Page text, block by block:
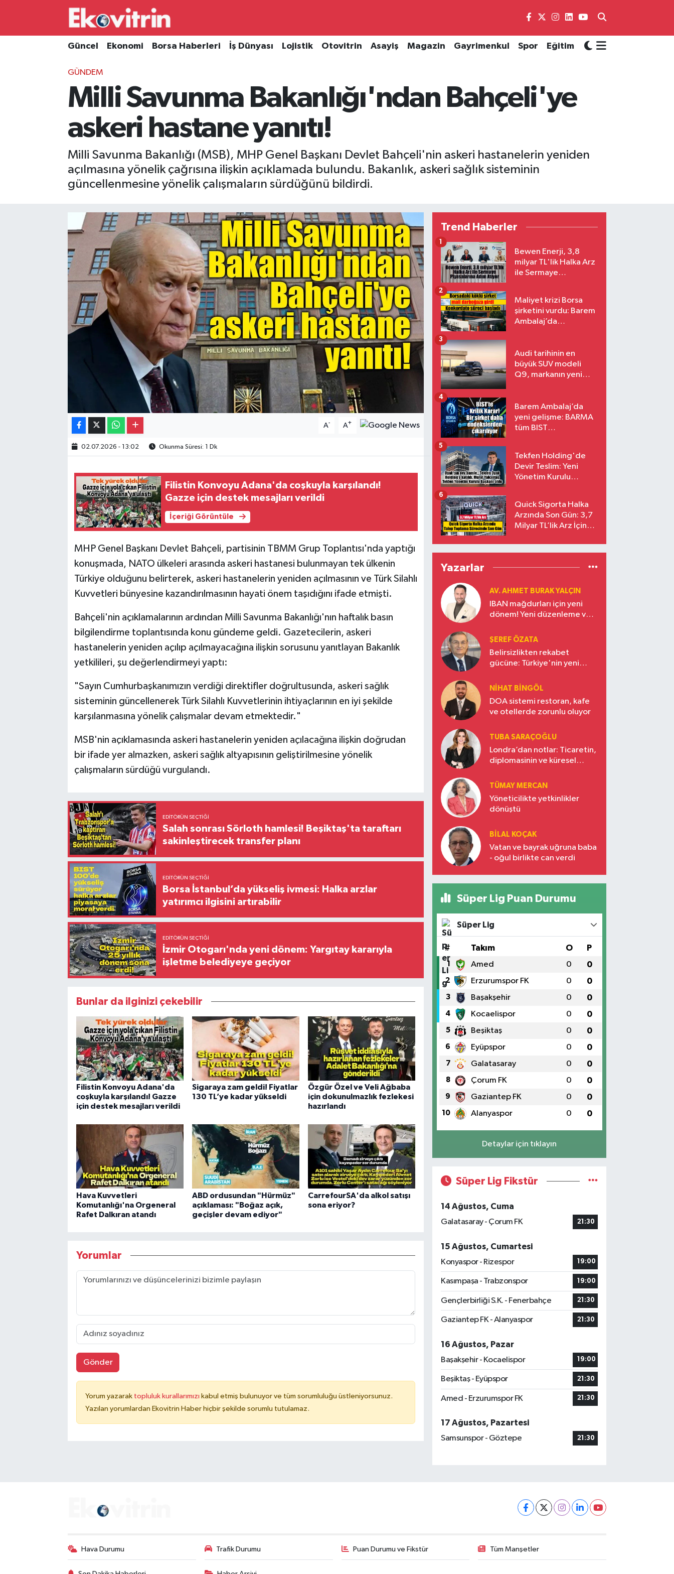
Güncel Ekonomi Borsa Haberleri İş Dünyası Lojistik Otovitrin Asayiş Magazin Gayrimenkul Spor Eğitim
GÜNDEM
Milli Savunma Bakanlığı'ndan Bahçeli'ye
askeri hastane yanıtı!
Milli Savunma Bakanlığı (MSB), MHP Genel Başkanı Devlet Bahçeli'nin askeri hastanelerin yeniden
açılmasına yönelik çağrısına ilişkin açıklamada bulundu. Bakanlık, askeri sağlık sisteminin
güncellenmesine yönelik çalışmaların sürdüğünü bildirdi.
A- A+
02.07.2026 - 13:02 Okunma Süresi: 1 Dk
Filistin Konvoyu Adana'da coşkuyla karşılandı!
Gazze için destek mesajları verildi
İçeriği Görüntüle
MHP Genel Başkanı Devlet Bahçeli, partisinin TBMM Grup Toplantısı'nda yaptığı
konuşmada, NATO ülkeleri arasında askeri hastanesi bulunmayan tek ülkenin
Türkiye olduğunu belirterek, askeri hastanelerin yeniden açılmasının ve Türk Silahlı
Kuvvetleri bünyesine kazandırılmasının hayati önem taşıdığını ifade etmişti.
Bahçeli'nin açıklamalarının ardından Milli Savunma Bakanlığı'nın haftalık basın
bilgilendirme toplantısında konu gündeme geldi. Gazetecilerin, askeri
hastanelerin yeniden açılıp açılmayacağına ilişkin sorusunu yanıtlayan Bakanlık
yetkilileri, şu değerlendirmeyi yaptı:
"Sayın Cumhurbaşkanımızın verdiği direktifler doğrultusunda, askeri sağlık
sisteminin güncellenerek Türk Silahlı Kuvvetlerinin ihtiyaçlarının en iyi şekilde
karşılanmasına yönelik çalışmalar devam etmektedir."
MSB'nin açıklamasında askeri hastanelerin yeniden açılacağına ilişkin doğrudan
bir ifade yer almazken, askeri sağlık altyapısının geliştirilmesine yönelik
çalışmaların sürdüğü vurgulandı.
EDITÖRÜN SEÇTIĞI
Salah sonrası Sörloth hamlesi! Beşiktaş'ta taraftarı
sakinleştirecek transfer planı
EDITÖRÜN SEÇTIĞI
Borsa İstanbul’da yükseliş ivmesi: Halka arzlar
yatırımcı ilgisini artırabilir
EDITÖRÜN SEÇTIĞI
İzmir Otogarı'nda yeni dönem: Yargıtay kararıyla
işletme belediyeye geçiyor
Bunlar da ilginizi çekebilir
Filistin Konvoyu Adana'da
coşkuyla karşılandı! Gazze
için destek mesajları verildi
Sigaraya zam geldi! Fiyatlar
130 TL’ye kadar yükseldi
Özgür Özel ve Veli Ağbaba
için dokunulmazlık fezlekesi
hazırlandı
Hava Kuvvetleri
Komutanlığı'na Orgeneral
Rafet Dalkıran atandı
ABD ordusundan "Hürmüz"
açıklaması: "Boğaz açık,
geçişler devam ediyor"
CarrefourSA'da alkol satışı
sona eriyor?
Yorumlar
Gönder
Yorum yazarak topluluk kurallarımızı kabul etmiş bulunuyor ve tüm sorumluluğu üstleniyorsunuz.
Yazılan yorumlardan Ekovitrin Haber hiçbir şekilde sorumlu tutulamaz.
Trend Haberler
Bewen Enerji, 3,8
milyar TL'lik Halka Arz
ile Sermaye
1
Maliyet krizi Borsa
şirketini vurdu: Barem
Ambalaj’da
2
Audi tarihinin en
büyük SUV modeli
Q9, markanın yeni
3
Barem Ambalaj’da
yeni gelişme: BARMA
tüm BIST
4
Tekfen Holding'de
Devir Teslim: Yeni
Yönetim Kurulu
5
Quick Sigorta Halka
Arzında Son Gün: 3,7
Milyar TL’lik Arz İçin
Eriyor
6
Yazarlar
AV. AHMET BURAK YALÇIN
IBAN mağdurları için yeni
dönem! Yeni düzenleme ve
ŞEREF ÖZATA
Belirsizlikten rekabet
gücüne: Türkiye'nin yeni
NIHAT BINGÖL
DOA sistemi restoran, kafe
ve otellerde zorunlu oluyor
TUBA SARAÇOĞLU
Londra’dan notlar: Ticaretin,
diplomasinin ve küresel
Türkiye’nin yükselen gücü
TÜMAY MERCAN
Yöneticilikte yetkinlikler
dönüştü
BILAL KOÇAK
Vatan ve bayrak uğruna baba
- oğul birlikte can verdi
Süper Lig Puan Durumu
Süper Lig
# Takım O P
1 Amed 0 0
2 Erzurumspor FK 0 0
3 Başakşehir 0 0
4 Kocaelispor 0 0
5 Beşiktaş 0 0
6 Eyüpspor 0 0
7 Galatasaray 0 0
8 Çorum FK 0 0
9 Gaziantep FK 0 0
10 Alanyaspor 0 0
Detaylar için tıklayın
Süper Lig Fikstür
14 Ağustos, Cuma
Galatasaray - Çorum FK
21:30
15 Ağustos, Cumartesi
Konyaspor - Rizespor
19:00
Kasımpaşa - Trabzonspor 19:00
Gençlerbirliği S.K. - Fenerbahçe 21:30
Gaziantep FK - Alanyaspor 21:30
16 Ağustos, Pazar
Başakşehir - Kocaelispor
19:00
Beşiktaş - Eyüpspor 21:30
Amed - Erzurumspor FK 21:30
17 Ağustos, Pazartesi
Samsunspor - Göztepe
21:30
Hava Durumu Trafik Durumu Puan Durumu ve Fikstür Tüm Manşetler
Güncel
Borsa Haberleri
Hava Durumu
Süper Lig Puan Durumu ve Fikstür
Son Dakika Haberleri
Haber Arşivi